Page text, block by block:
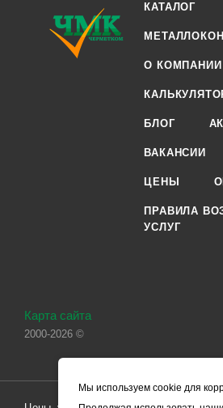
КАТАЛОГ
О КОМПАНИИ
БЛОГ
ВАКАНСИИ
ЦЕНЫ
ПРАВИЛА
УСЛУГ
Карта сайта
2000-2026 ©
Мы используем cookie для